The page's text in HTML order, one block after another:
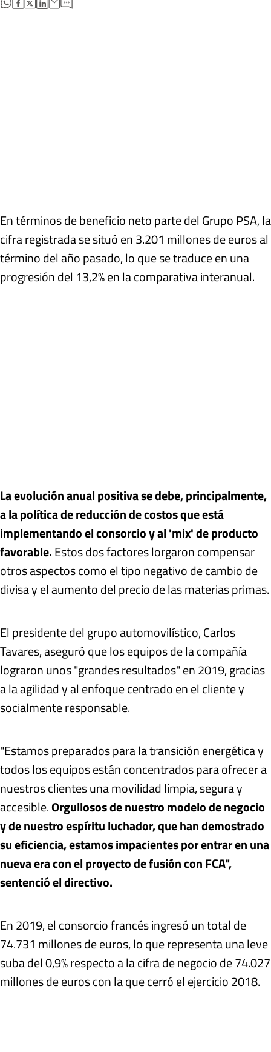
En términos de beneficio neto parte del Grupo PSA, la
cifra registrada se situó en 3.201 millones de euros al
término del año pasado, lo que se traduce en una
progresión del 13,2% en la comparativa interanual.
La evolución anual positiva se debe, principalmente,
a la política de reducción de costos que está
implementando el consorcio y al 'mix' de producto
favorable.Estos dos factores lorgaron compensar
otros aspectos como el tipo negativo de cambio de
divisa y el aumento del precio de las materias primas.
El presidente del grupo automovilístico, Carlos
Tavares, aseguró que los equipos de la compañía
lograron unos "grandes resultados" en 2019, gracias
a la agilidad y al enfoque centrado en el cliente y
socialmente responsable.
"Estamos preparados para la transición energética y
todos los equipos están concentrados para ofrecer a
nuestros clientes una movilidad limpia, segura y
accesible.Orgullosos de nuestro modelo de negocio
y de nuestro espíritu luchador, que han demostrado
su eficiencia, estamos impacientes por entrar en una
nueva era con el proyecto de fusión con FCA",
sentenció el directivo.
En 2019, el consorcio francés ingresó un total de
74.731 millones de euros, lo que representa una leve
suba del 0,9% respecto a la cifra de negocio de 74.027
millones de euros con la que cerró el ejercicio 2018.